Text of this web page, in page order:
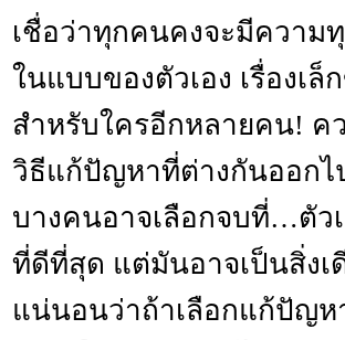
เชื่อว่าทุกคนคงจะมีความ
ในแบบของตัวเอง เรื่องเ
สำหรับใครอีกหลายคน!
วิธีแก้ปัญหาที่ต่างกันออก
บางคนอาจเลือกจบที่…ตัว
ที่ดีที่สุด แต่มันอาจเป็นสิ่งเ
แน่นอนว่าถ้าเลือกแก้ปัญห